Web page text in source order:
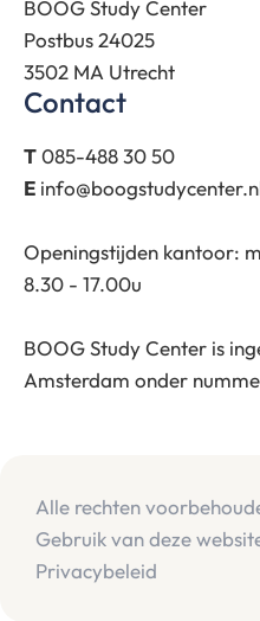
BOOG Study Center
Postbus 24025
3502 MA Utrecht
Contact
T085-488 30 50
E
Openingstijden kantoor:
8.30 - 17.00u
BOOG Study Center is
Amsterdam onder
Alle rechten
Gebruik van deze
Privacybeleid